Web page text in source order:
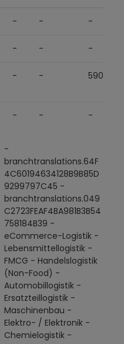
- - -
- - -
- - 5900
- - -
-
branchtranslations.64F
4C60194634128B9B85D
9299797C45 -
branchtranslations.049
C2723FEAF4BA981B3B54
758184B39 -
eCommerce-Logistik -
Lebensmittellogistik -
FMCG - Handelslogistik
(Non-Food) -
Automobillogistik -
Ersatzteillogistik -
Maschinenbau -
Elektro- / Elektronik -
Chemielogistik -